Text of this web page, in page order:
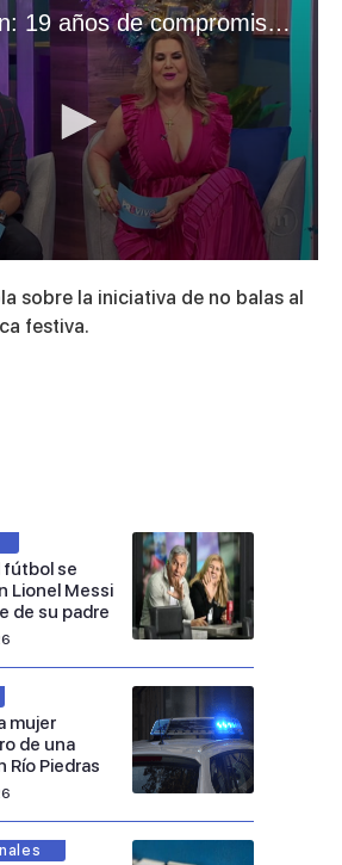
Papo Christian: 19 años de compromiso con la comunidad
sobre la iniciativa de no balas al
festiva.
fútbol se
Lionel Messi
de su padre
mujer
de una
Río Piedras